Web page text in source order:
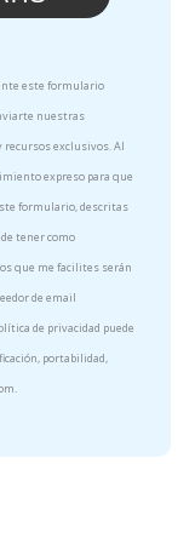
este formulario
nuestras
recursos exclusivos. Al
expreso para que
formulario, descritas
tener como
que me facilites serán
de email
de privacidad puede
portabilidad,